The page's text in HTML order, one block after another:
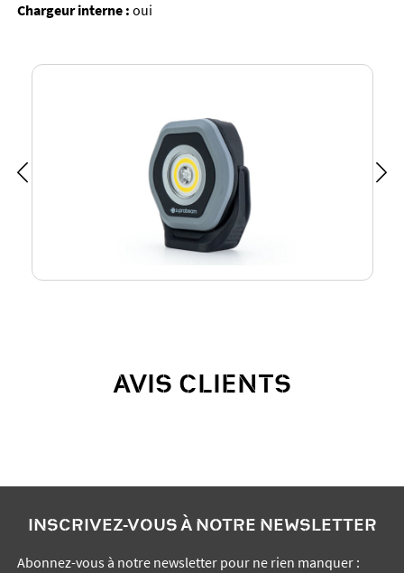
Chargeur interne : oui
AVIS CLIENTS
INSCRIVEZ-VOUS À NOTRE NEWSLETTER
Abonnez-vous à notre newsletter pour ne rien manquer :